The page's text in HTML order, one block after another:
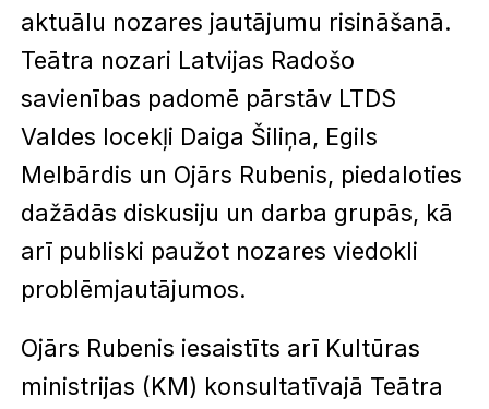
aktuālu nozares jautājumu risināšanā.
Teātra nozari Latvijas Radošo
savienības padomē pārstāv LTDS
Valdes locekļi Daiga Šiliņa, Egils
Melbārdis un Ojārs Rubenis, piedaloties
dažādās diskusiju un darba grupās, kā
arī publiski paužot nozares viedokli
problēmjautājumos.
Ojārs Rubenis iesaistīts arī Kultūras
ministrijas (KM) konsultatīvajā Teātra